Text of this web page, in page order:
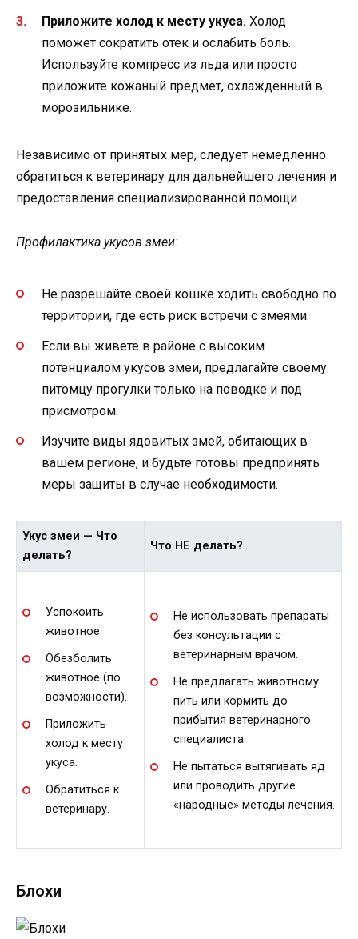
Приложите холод к месту укуса. Холод
поможет сократить отек и ослабить боль.
Используйте компресс из льда или просто
приложите кожаный предмет, охлажденный в
морозильнике.
Независимо от принятых мер, следует немедленно
обратиться к ветеринару для дальнейшего лечения и
предоставления специализированной помощи.
Профилактика укусов змеи:
Не разрешайте своей кошке ходить свободно по
территории, где есть риск встречи с змеями.
Если вы живете в районе с высоким
потенциалом укусов змеи, предлагайте своему
питомцу прогулки только на поводке и под
присмотром.
Изучите виды ядовитых змей, обитающих в
вашем регионе, и будьте готовы предпринять
меры защиты в случае необходимости.
Укус змеи — Что
делать?
Что НЕ делать?
Успокоить
животное.
Обезболить
животное (по
возможности).
Приложить
холод к месту
укуса.
Обратиться к
ветеринару.
Не использовать препараты
без консультации с
ветеринарным врачом.
Не предлагать животному
пить или кормить до
прибытия ветеринарного
специалиста.
Не пытаться вытягивать яд
или проводить другие
«народные» методы лечения.
Блохи